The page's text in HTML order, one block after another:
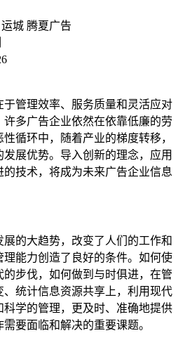
运城 腾夏广告
管理效率、服务质量和灵活应对
多广告企业依然在依靠低廉的劳
循环中，随着产业的梯度转移，
展优势。导入创新的理念，应用
技术，将成为未来广告企业信息
的大趋势，改变了人们的工作和
能力创造了良好的条件。如何使
步伐，如何做到与时俱进，在管
统计信息资源共享上，利用现代
学的管理，更及时、准确地提供
要面临和解决的重要课题。